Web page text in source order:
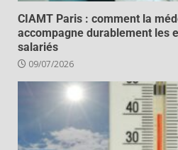
CIAMT Paris : comment la
accompagne durablement les
salariés
09/07/2026